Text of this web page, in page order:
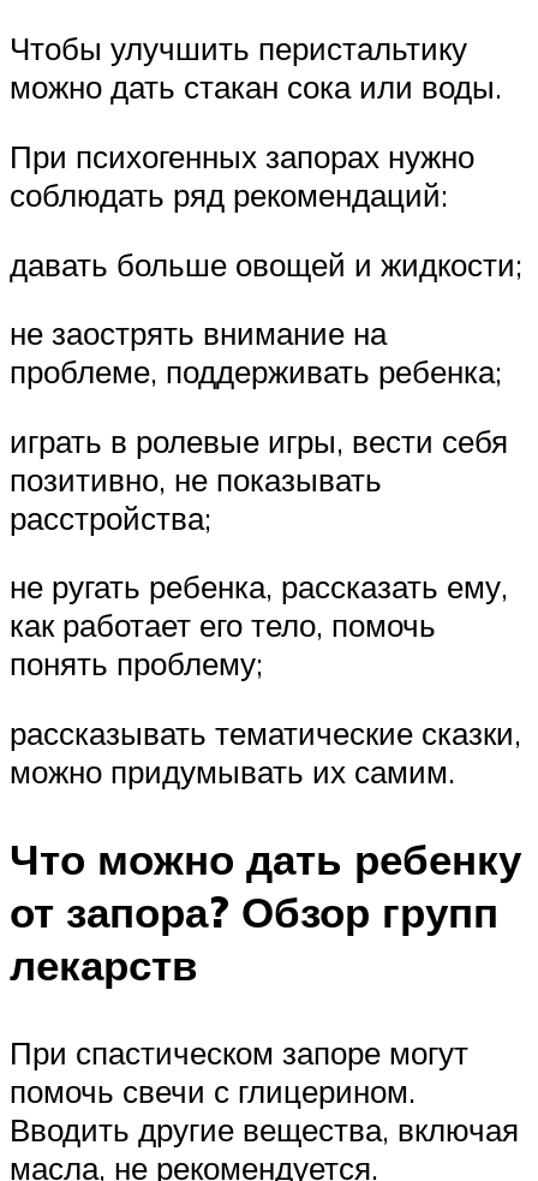
Чтобы улучшить перистальтику
можно дать стакан сока или воды.
При психогенных запорах нужно
соблюдать ряд рекомендаций:
давать больше овощей и жидкости;
не заострять внимание на
проблеме, поддерживать ребенка;
играть в ролевые игры, вести себя
позитивно, не показывать
расстройства;
не ругать ребенка, рассказать ему,
как работает его тело, помочь
понять проблему;
рассказывать тематические сказки,
можно придумывать их самим.
Что можно дать ребенку
от запора? Обзор групп
лекарств
При спастическом запоре могут
помочь свечи с глицерином.
Вводить другие вещества, включая
масла, не рекомендуется.